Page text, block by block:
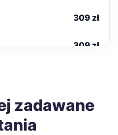
309 zł
309 zł
310 zł
zadawane